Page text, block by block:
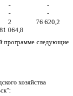
-
-
-
-
2
064,8
76 620,2
следующие
хозяйства
: